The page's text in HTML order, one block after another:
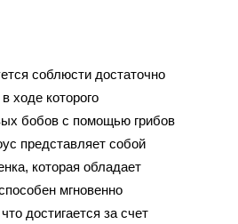
соблюсти достаточно
ходе которого
бобов с помощью грибов
представляет собой
которая обладает
мгновенно
достигается за счет